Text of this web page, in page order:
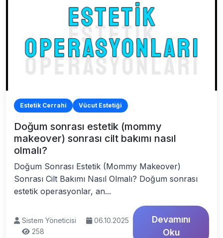
Estetik Cerrahi Vücut Estetiği
Doğum sonrası estetik (mommy
makeover) sonrası cilt bakımı nasıl
olmalı?
Doğum Sonrası Estetik (Mommy Makeover)
Sonrası Cilt Bakımı Nasıl Olmalı? Doğum sonrası
estetik operasyonlar, an...
Sistem Yöneticisi
06.10.2025
258
Devamını
Oku